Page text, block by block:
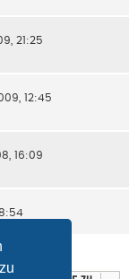
21:25
12:45
16:09
3